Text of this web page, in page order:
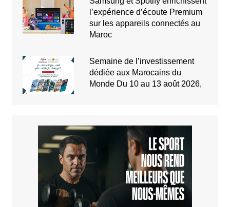
l’expérience d’écoute Premium
sur les appareils connectés au
Maroc
Semaine de l’investissement
dédiée aux Marocains du
Monde Du 10 au 13 août 2026,